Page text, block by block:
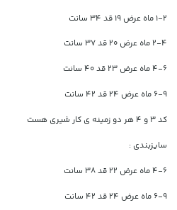
۱-۲ ماه عرض ۱۹ قد ۳۴ سانت
۲-۴ ماه عرض ۲۰ قد ۳۷ سانت
۴-۶ ماه عرض ۲۳ قد ۴۰ سانت
۶-۹ ماه عرض ۲۴ قد ۴۲ سانت
کد ۳ و ۴ هر دو زمینه ی کار شیری هست
سایزبندی :
۴-۶ ماه عرض ۲۲ قد ۳۸ سانت
۶-۹ ماه عرض ۲۴ قد ۴۲ سانت